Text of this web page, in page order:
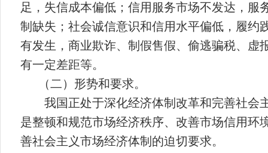
足，失信成本偏低；信用服务市场不发达，
制缺失；社会诚信意识和信用水平偏低，履约
有发生，商业欺诈、制假售假、偷逃骗税、虚
有一定差距等。
（二）形势和要求。
我国正处于深化经济体制改革和完善社会
是整顿和规范市场经济秩序、改善市场信用
善社会主义市场经济体制的迫切要求。